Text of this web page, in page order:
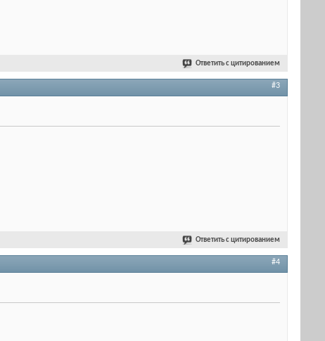
Ответить с цитированием
#3
Ответить с цитированием
#4